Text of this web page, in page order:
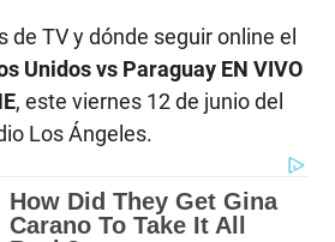
de TV y dónde seguir online el
Unidosvs Paraguay EN VIVO
, este viernes 12 de junio del
Los Ángeles.